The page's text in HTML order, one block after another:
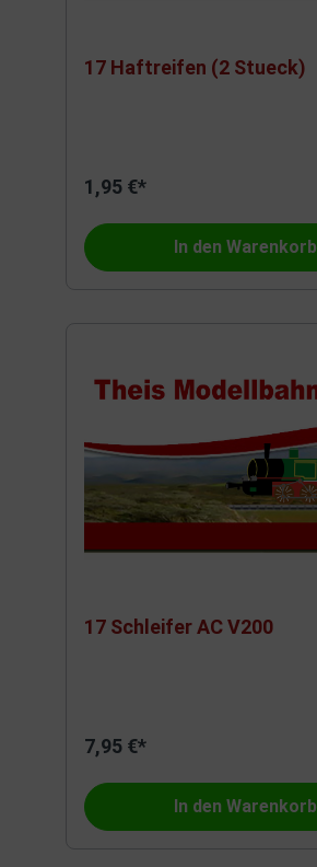
17 Haftreifen (2 Stueck)
1,95 €*
In den Warenkorb
17 Schleifer AC V200
7,95 €*
In den Warenkorb